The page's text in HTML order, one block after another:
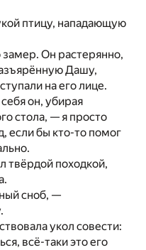
птицу, нападающую
Он растерянно,
Дашу,
на его лице.
он, убирая
стола, — я просто
если бы кто-то помог
походкой,
сноб, —
укол совести:
всё-таки это его